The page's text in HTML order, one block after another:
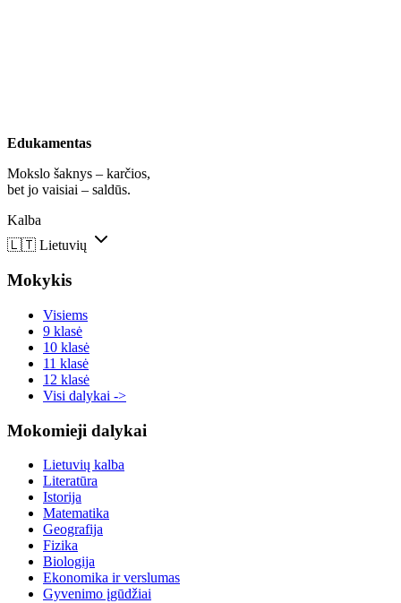
Edukamentas
Mokslo šaknys – karčios,
bet jo vaisiai – saldūs.
Kalba
🇱🇹 Lietuvių
Mokykis
Visiems
9 klasė
10 klasė
11 klasė
12 klasė
Visi dalykai ->
Mokomieji dalykai
Lietuvių kalba
Literatūra
Istorija
Matematika
Geografija
Fizika
Biologija
Ekonomika ir verslumas
Gyvenimo įgūdžiai